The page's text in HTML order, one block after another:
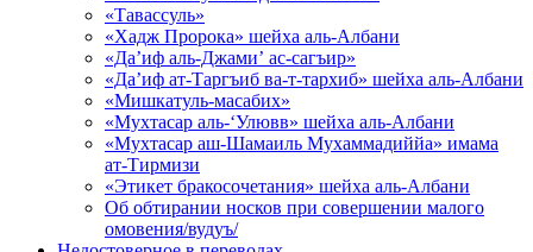
«Тавассуль»
«Хадж Пророка» шейха аль-Албани
«Да’иф аль-Джами’ ас-сагъир»
«Да’иф ат-Таргъиб ва-т-тархиб» шейха аль-Албани
«Мишкатуль-масабих»
«Мухтасар аль-‘Улювв» шейха аль-Албани
«Мухтасар аш-Шамаиль Мухаммадиййа» имама
ат-Тирмизи
«Этикет бракосочетания» шейха аль-Албани
Об обтирании носков при совершении малого
омовения/вудуъ/